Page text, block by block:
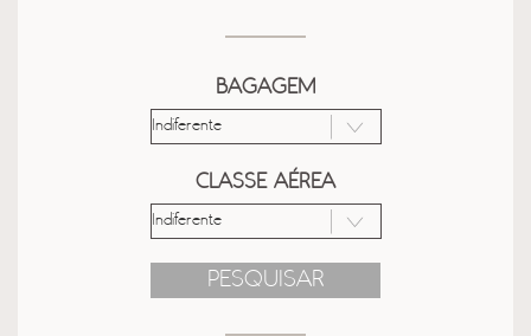
BAGAGEM
CLASSE AÉREA
PESQUISAR